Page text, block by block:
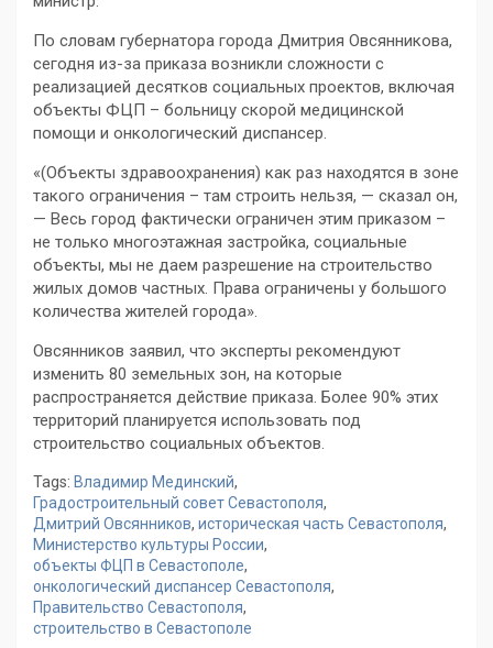
По словам губернатора города Дмитрия Овсянникова,
сегодня из-за приказа возникли сложности с
реализацией десятков социальных проектов, включая
объекты ФЦП – больницу скорой медицинской
помощи и онкологический диспансер.
«(Объекты здравоохранения) как раз находятся в зоне
такого ограничения – там строить нельзя, — сказал он,
— Весь город фактически ограничен этим приказом –
не только многоэтажная застройка, социальные
объекты, мы не даем разрешение на строительство
жилых домов частных. Права ограничены у большого
количества жителей города».
Овсянников заявил, что эксперты рекомендуют
изменить 80 земельных зон, на которые
распространяется действие приказа. Более 90% этих
территорий планируется использовать под
строительство социальных объектов.
Tags: Владимир Мединский,
Градостроительный совет Севастополя,
Дмитрий Овсянников, историческая часть Севастополя,
Министерство культуры России,
объекты ФЦП в Севастополе,
онкологический диспансер Севастополя,
Правительство Севастополя,
строительство в Севастополе